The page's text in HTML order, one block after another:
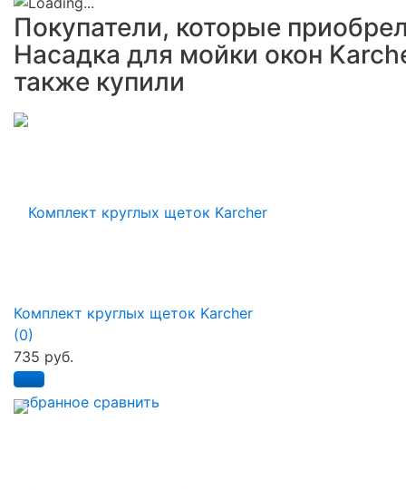
Покупатели, которые
Насадка для мойки окон
также купили
избранное сравнить
Комплект круглых щеток Karcher
(0)
735 руб.